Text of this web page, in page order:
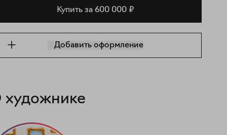
Купить за 600 000 ₽
Добавить оформление
художнике